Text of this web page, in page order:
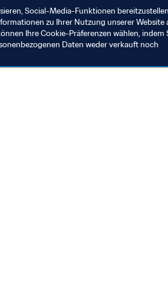
Social-Media-Funktionen
zu Ihrer Nutzung unserer Website
Ihre Cookie-Präferenzen wählen, indem
Daten weder verkauft noch